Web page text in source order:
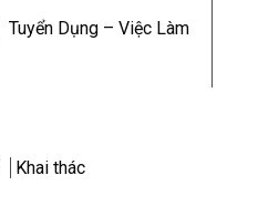
Tuyển Dụng – Việc Làm
Khai thác